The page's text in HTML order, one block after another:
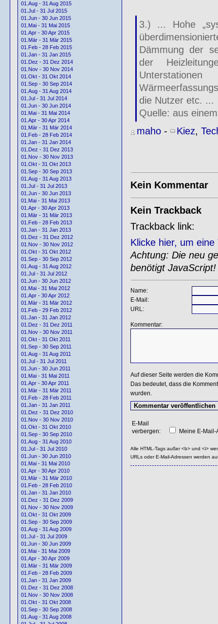
01.Aug - 31 Aug 2015
01.Jul - 31 Jul 2015
01.Jun - 30 Jun 2015
01.Mai - 31 Mai 2015
01.Apr - 30 Apr 2015
01.Mär - 31 Mär 2015
01.Feb - 28 Feb 2015
01.Jan - 31 Jan 2015
01.Dez - 31 Dez 2014
01.Nov - 30 Nov 2014
01.Okt - 31 Okt 2014
01.Sep - 30 Sep 2014
01.Aug - 31 Aug 2014
01.Jul - 31 Jul 2014
01.Jun - 30 Jun 2014
01.Mai - 31 Mai 2014
01.Apr - 30 Apr 2014
01.Mär - 31 Mär 2014
01.Feb - 28 Feb 2014
01.Jan - 31 Jan 2014
01.Dez - 31 Dez 2013
01.Nov - 30 Nov 2013
01.Okt - 31 Okt 2013
01.Sep - 30 Sep 2013
01.Aug - 31 Aug 2013
01.Jul - 31 Jul 2013
01.Jun - 30 Jun 2013
01.Mai - 31 Mai 2013
01.Apr - 30 Apr 2013
01.Mär - 31 Mär 2013
01.Feb - 28 Feb 2013
01.Jan - 31 Jan 2013
01.Dez - 31 Dez 2012
01.Nov - 30 Nov 2012
01.Okt - 31 Okt 2012
01.Sep - 30 Sep 2012
01.Aug - 31 Aug 2012
01.Jul - 31 Jul 2012
01.Jun - 30 Jun 2012
01.Mai - 31 Mai 2012
01.Apr - 30 Apr 2012
01.Mär - 31 Mär 2012
01.Feb - 29 Feb 2012
01.Jan - 31 Jan 2012
01.Dez - 31 Dez 2011
01.Nov - 30 Nov 2011
01.Okt - 31 Okt 2011
01.Sep - 30 Sep 2011
01.Aug - 31 Aug 2011
01.Jul - 31 Jul 2011
01.Jun - 30 Jun 2011
01.Mai - 31 Mai 2011
01.Apr - 30 Apr 2011
01.Mär - 31 Mär 2011
01.Feb - 28 Feb 2011
01.Jan - 31 Jan 2011
01.Dez - 31 Dez 2010
01.Nov - 30 Nov 2010
01.Okt - 31 Okt 2010
01.Sep - 30 Sep 2010
01.Aug - 31 Aug 2010
01.Jul - 31 Jul 2010
01.Jun - 30 Jun 2010
01.Mai - 31 Mai 2010
01.Apr - 30 Apr 2010
01.Mär - 31 Mär 2010
01.Feb - 28 Feb 2010
01.Jan - 31 Jan 2010
01.Dez - 31 Dez 2009
01.Nov - 30 Nov 2009
01.Okt - 31 Okt 2009
01.Sep - 30 Sep 2009
01.Aug - 31 Aug 2009
01.Jul - 31 Jul 2009
01.Jun - 30 Jun 2009
01.Mai - 31 Mai 2009
01.Apr - 30 Apr 2009
01.Mär - 31 Mär 2009
01.Feb - 28 Feb 2009
01.Jan - 31 Jan 2009
01.Dez - 31 Dez 2008
01.Nov - 30 Nov 2008
01.Okt - 31 Okt 2008
01.Sep - 30 Sep 2008
01.Aug - 31 Aug 2008
3.) ... Hohe
Dämmung der
der
die Nutzer etc. ...
Quelle: aus
maho- Kiez,
Kein Kommentar
Kein Trackback
Trackback link:
Klicke hier, um
Achtung: Die neu
benötigt JavaScript!
Name:
E-Mail:
URL:
Kommentar:
Auf dieser Seite werden die
Das bedeutet, dass die
wurden.
E-Mail
verbergen:
Meine E-
Alle HTML-Tags außer <b> und <i>
URLs oder E-Mail-Adressen werden